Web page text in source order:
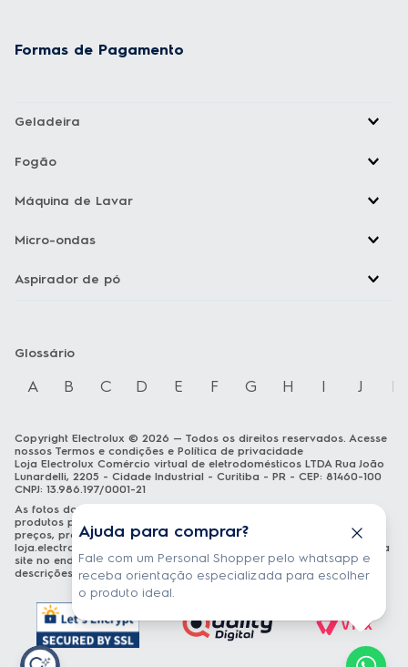
Ajuda para comprar?
Fale com um Personal Shopper pelo whatsapp e
receba orientação especializada para escolher
o produto ideal.
Formas de Pagamento
Geladeira
Fogão
Máquina de Lavar
Micro-ondas
Aspirador de pó
Glossário
A B C D E F G H I J K
Copyright Electrolux © 2026 — Todos os direitos reservados. Acesse
nossos Termos e condições e Política de privacidade
Loja Electrolux Comércio virtual de eletrodomésticos LTDA Rua João
Lunardelli, 2205 - Cidade Industrial - Curitiba - PR - CEP: 81460-100
CNPJ: 13.986.197/0001-21
As fotos dos produtos são meramente ilustrativas. A venda dos
produtos publicados está sujeita a disponibilidade de estoque. Os
preços, promoções e formas de pagamento publicados em
loja.electrolux.com.br
estão válidos exclusivamente para compra via
site no endereço mencionado. As especificações técnicas e
descrições estão sujeitas a alterações sem aviso prévio.